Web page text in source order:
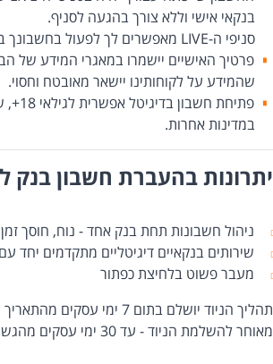
בנקאי אישי וללא צורך בהגעה לסניף.
סניפי ה-LIVE מאפשרים לך לפעול בחשבונך בשעות פעילות מורחבות וליהנות מהשירות הטוב ביותר.
פרטיך האישיים יישמרו במאגרי המידע של
שהמידע על לקוחותינו יישאר מאובטח וחסוי.
במדינות אחרות.
יתרונות בהעברת חשבון בנק
ניהול חשבונות תחת בנק אחד - נוח, חוסך זמן
שירותים בנקאיים דיגיטליים מתקדמים יחד
מעבר פשוט בלחיצת כפתור
תהליך הניוד יושלם בתום
מאוחר להשלמת הניוד - עד 30 ימי עסקים מהגשת הבקשה.